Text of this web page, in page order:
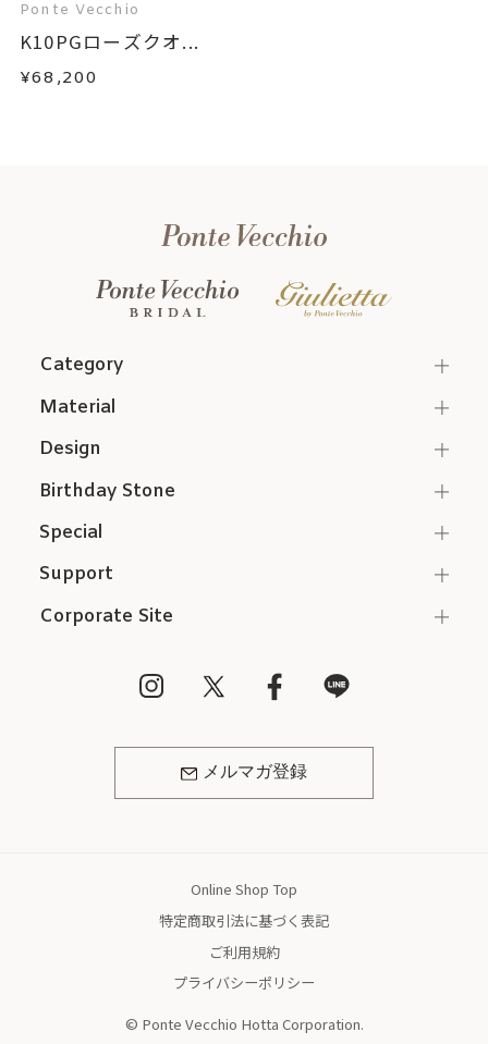
Ponte Vecchio
K10PGローズクオ...
¥68,200
Category
Support
Corporate Site
メルマガ登録
Material
Design
Birthday Stone
Special
Online Shop Top
特定商取引法に基づく表記
ご利用規約
プライバシーポリシー
© Ponte Vecchio Hotta Corporation.